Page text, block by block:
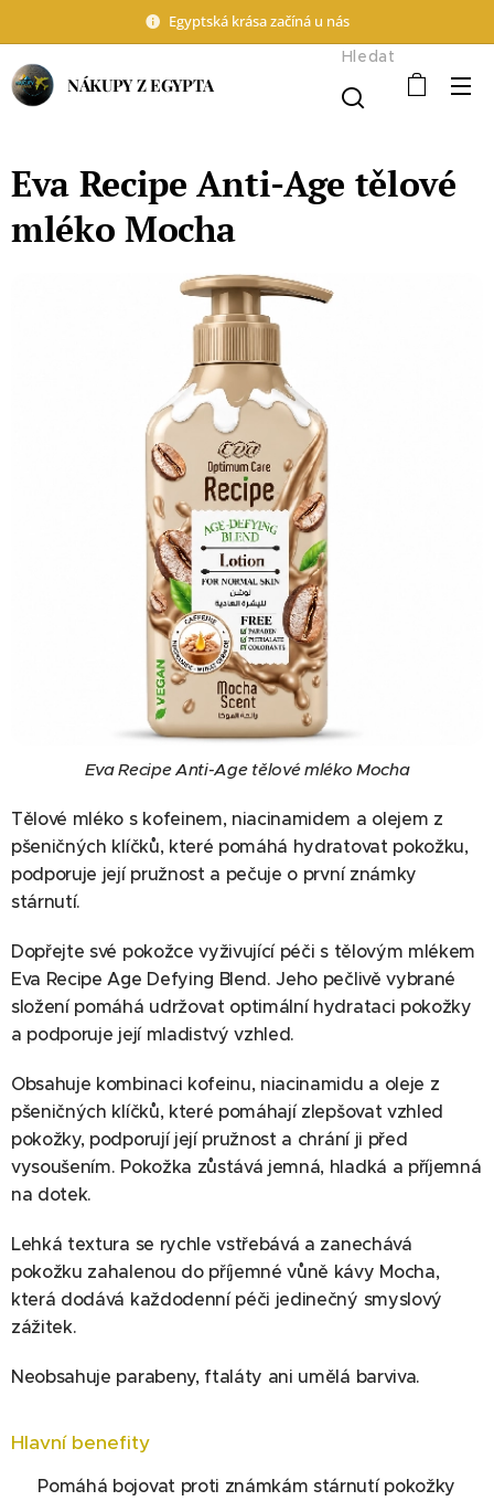
Egyptská krása začíná u nás
NÁKUPY Z EGYPTA
Hledat
Eva Recipe Anti-Age tělové
mléko Mocha
Eva Recipe Anti-Age tělové mléko Mocha
Tělové mléko s kofeinem, niacinamidem a olejem z
pšeničných klíčků, které pomáhá hydratovat pokožku,
podporuje její pružnost a pečuje o první známky
stárnutí.
Dopřejte své pokožce vyživující péči s tělovým mlékem
Eva Recipe Age Defying Blend. Jeho pečlivě vybrané
složení pomáhá udržovat optimální hydrataci pokožky
a podporuje její mladistvý vzhled.
Obsahuje kombinaci kofeinu, niacinamidu a oleje z
pšeničných klíčků, které pomáhají zlepšovat vzhled
pokožky, podporují její pružnost a chrání ji před
vysoušením. Pokožka zůstává jemná, hladká a příjemná
na dotek.
Lehká textura se rychle vstřebává a zanechává
pokožku zahalenou do příjemné vůně kávy Mocha,
která dodává každodenní péči jedinečný smyslový
zážitek.
Neobsahuje parabeny, ftaláty ani umělá barviva.
Hlavní benefity
✔ Pomáhá bojovat proti známkám stárnutí pokožky